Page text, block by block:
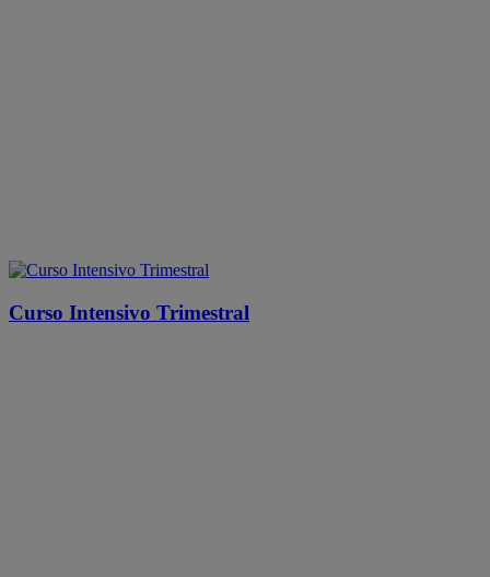
Curso Intensivo Trimestral